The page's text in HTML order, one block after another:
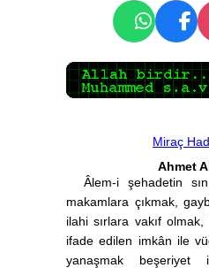
Miraç
Ahmet
Âlem-i şehadetin
makamlara çıkmak,
ilahi sırlara vakıf olmak,
ifade edilen imkân ile
yanaşmak beşeriyet